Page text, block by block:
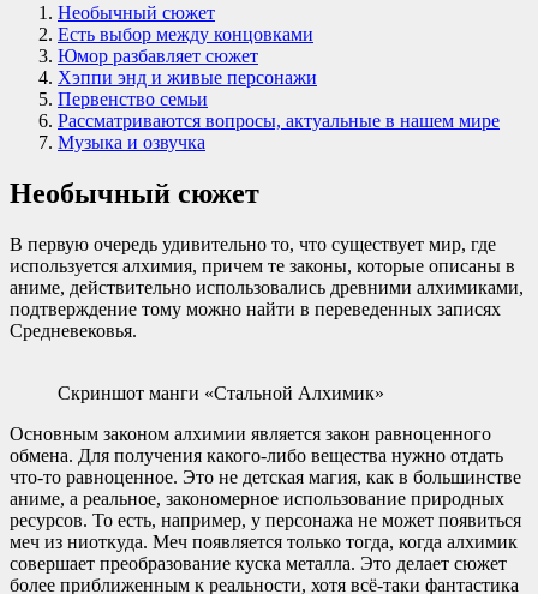
Необычный сюжет
Есть выбор между концовками
Юмор разбавляет сюжет
Хэппи энд и живые персонажи
Первенство семьи
Рассматриваются вопросы, актуальные в нашем мире
Музыка и озвучка
Необычный сюжет
В первую очередь удивительно то, что существует мир, где
используется алхимия, причем те законы, которые описаны в
аниме, действительно использовались древними алхимиками,
подтверждение тому можно найти в переведенных записях
Средневековья.
Скриншот манги «Стальной Алхимик»
Основным законом алхимии является закон равноценного
обмена. Для получения какого-либо вещества нужно отдать
что-то равноценное. Это не детская магия, как в большинстве
аниме, а реальное, закономерное использование природных
ресурсов. То есть, например, у персонажа не может появиться
меч из ниоткуда. Меч появляется только тогда, когда алхимик
совершает преобразование куска металла. Это делает сюжет
более приближенным к реальности, хотя всё-таки фантастика